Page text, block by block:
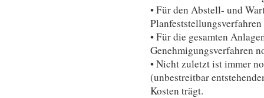
• Für den Abstell- und
• Für die gesamten
Genehmigungsverfahren
• Nicht zuletzt ist immer
(unbestreitbar
Kosten trägt.